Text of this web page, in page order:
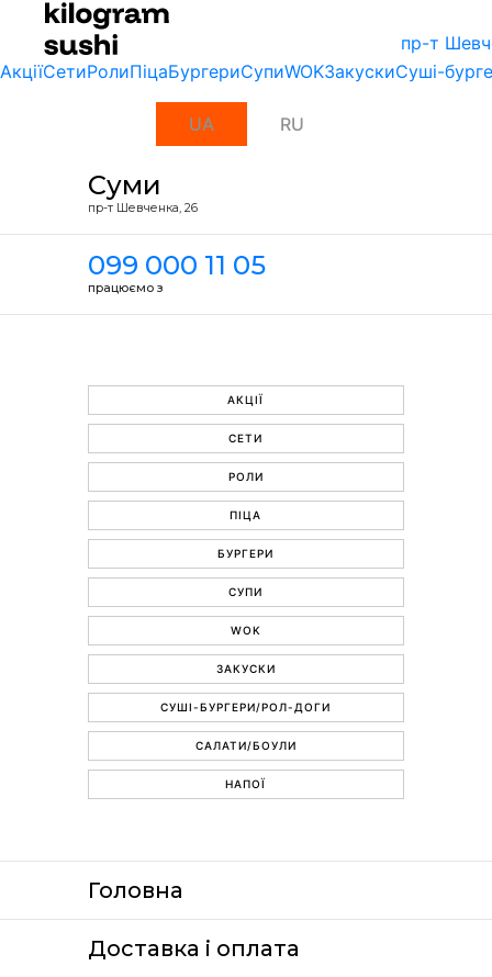
пр-т
АкціїСетиРолиПіцаБургериСупиWOKЗакускиСуші-
UA RU
Суми
пр-т Шевченка, 26
099 000 11 05
працюємо з
АКЦІЇ
СЕТИ
РОЛИ
ПІЦА
БУРГЕРИ
СУПИ
WOK
ЗАКУСКИ
СУШІ-БУРГЕРИ/РОЛ-ДОГИ
САЛАТИ/БОУЛИ
НАПОЇ
Головна
Доставка i оплата